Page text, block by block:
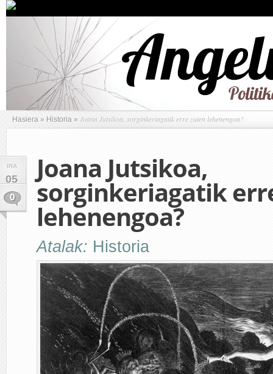
Hasiera » Historia » Joana Jutsikoa, sorginkeriagatik erre zuten lehenengoa?
IRA
05
0
Joana Jutsikoa,
sorginkeriagatik
lehenengoa?
Atalak: Historia